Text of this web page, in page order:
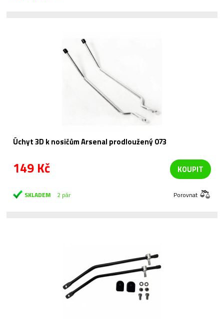
Úchyt 3D k nosičům Arsenal prodloužený 073
149 Kč KOUPIT
SKLADEM 2 pár Porovnat